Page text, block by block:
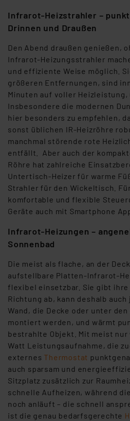
Cookies nach Zweck und
den Button „Ablehnen oder
können die Verwendung nicht
ablehnen oder ihr ganz oder
erteilte Zustimmung können Sie
Link „Cookie Einstellungen“
Die Rechtmäßigkeit der
Weiterverarbeitung dieser Daten
Analyse bis zum Zeitpunkt des
unberührt. Ihre Browser-
führen, dass die Einstellungen
gespeichert werden und dieses
angezeigt wird.
„Einige Drittanbieter verarbeiten
Daten in den USA. Ihre
Cookies dieser Drittanbieter
(1) lit. a DSGVO. Nähere Infos zu
und zu der jeweiligen
Angemessenheitsbeschluss der
dass die USA als Land mit
Datenschutz nach EU-Standards
besteht etwa das Risiko, dass
personenbezogene Daten in
Überwachungsprogrammen
hiergegen Klagemöglichkeiten für
Unsere Kooperation mit diesen
sich auf die
Europäischen Kommission sowie
Beurteilung der mit der
insbesondere der Art der
verbundenen Risiken.“
Infrarot-Heizstrahler –
Drinnen und Draußen
Den Abend draußen genießen,
Infrarot-Heizungsstrahler
und effiziente Weise möglich.
größeren Entfernungen, sind
Minuten auf voller
Insbesondere die modernen
hier besonders zu empfehlen,
sonst üblichen IR-Heizröhre
manchmal störende rote
entfällt. Aber auch der
Röhre hat zahlreiche
Untertisch-Heizer für warme
Strahler für den Wickeltisch.
komfortable und flexible
Geräte auch mit Smartphone
Infrarot-Heizungen –
Sonnenbad
Die meist als flache, an der
aufstellbare Platten-Infrarot-
flexibel einsetzbar. Sie gibt ihre
Richtung ab, kann deshalb auch
Wand, die Decke oder unter
montiert werden, und wärmt
bestrahlte Objekt. Mit meist
Watt Leistungsaufnahme, die
externes Thermostat
auch sparsam und
Sitzplatz zusätzlich zur
schnelle Aufheizen, während
noch anläuft – die schnell
ist die genau bedarfsgerechte